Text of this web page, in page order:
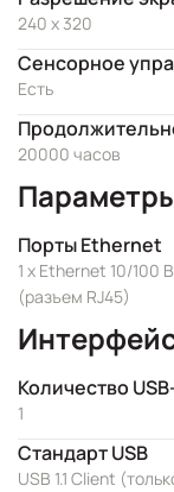
240 x 320
Сенсорное
Есть
20000 часов
Порты Ethernet
1 x Ethernet 10/100
(разъем RJ45)
Количество
1
Стандарт USB
USB 1.1 Client